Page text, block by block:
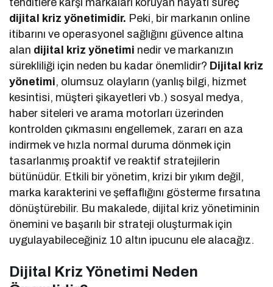
tehditlere karşı markaları koruyan hayati süreç
dijital kriz yönetimidir. Peki, bir markanın online
itibarını ve operasyonel sağlığını güvence altına
alan dijital kriz yönetimi nedir ve markanızın
sürekliliği için neden bu kadar önemlidir? Dijital kriz
yönetimi, olumsuz olayların (yanlış bilgi, hizmet
kesintisi, müşteri şikayetleri vb.) sosyal medya,
haber siteleri ve arama motorları üzerinden
kontrolden çıkmasını engellemek, zararı en aza
indirmek ve hızla normal duruma dönmek için
tasarlanmış proaktif ve reaktif stratejilerin
bütünüdür. Etkili bir yönetim, krizi bir yıkım değil,
marka karakterini ve şeffaflığını gösterme fırsatına
dönüştürebilir. Bu makalede, dijital kriz yönetiminin
önemini ve başarılı bir strateji oluşturmak için
uygulayabileceğiniz 10 altın ipucunu ele alacağız.
Dijital Kriz Yönetimi Neden